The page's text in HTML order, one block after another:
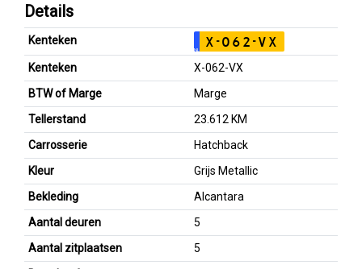
Details
Kenteken
NL X-062-VX
Kenteken
X-062-VX
BTW of Marge
Marge
Tellerstand
23.612 KM
Carrosserie
Hatchback
Kleur
Grijs Metallic
Bekleding
Alcantara
Aantal deuren
5
Aantal zitplaatsen
5